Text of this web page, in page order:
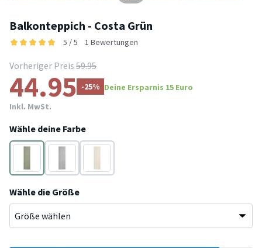
Balkonteppich - Costa Grün
5 / 5 1 Bewertungen
Vorheriger Preis 59.95
44.95 -25% Deine Ersparnis 15 Euro
Inkl. MwSt.
Wähle deine Farbe
Grün Grau
Beige
Wähle die Größe